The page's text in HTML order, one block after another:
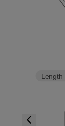
Length